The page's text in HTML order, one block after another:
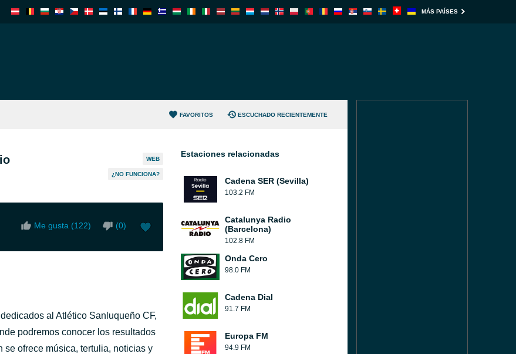
MÁS PAÍSES
FAVORITOS ESCUCHADO RECIENTEMENTE
WEB
¿NO FUNCIONA?
Me gusta (122) (0)
al Atlético Sanluqueño CF,
podremos conocer los resultados
se ofrece música, tertulia, noticias y
Estaciones relacionadas
Cadena SER (Sevilla)
103.2 FM
Catalunya Radio
(Barcelona)
102.8 FM
Onda Cero
98.0 FM
Cadena Dial
91.7 FM
Europa FM
94.9 FM